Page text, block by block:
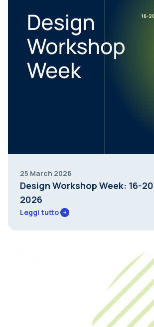
25 March 2026
Design Workshop Week: 16-
2026
Leggi tutto